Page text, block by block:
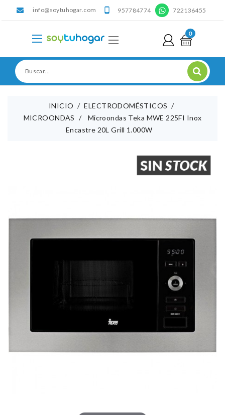
info@soytuhogar.com  957784774 ' 722136455
0
INICIO
ELECTRODOMÉSTICOS
MICROONDAS
Microondas Teka MWE 225FI Inox
Encastre 20L Grill 1.000W